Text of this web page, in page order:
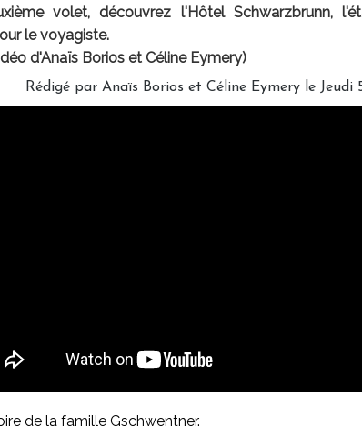
volet, découvrez l'Hôtel Schwarzbrunn,
le voyagiste.
d'Anaïs Borios et Céline Eymery)
Rédigé par Anaïs Borios et Céline Eymery le Jeudi
de la famille Gschwentner.